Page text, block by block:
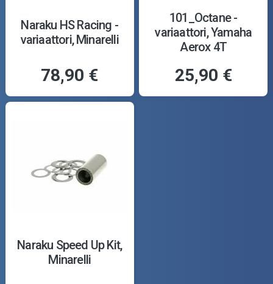
Naraku HS Racing -
variaattori, Minarelli
78,90 €
101_Octane -
variaattori, Yamaha
Aerox 4T
25,90 €
Naraku Speed Up Kit,
Minarelli